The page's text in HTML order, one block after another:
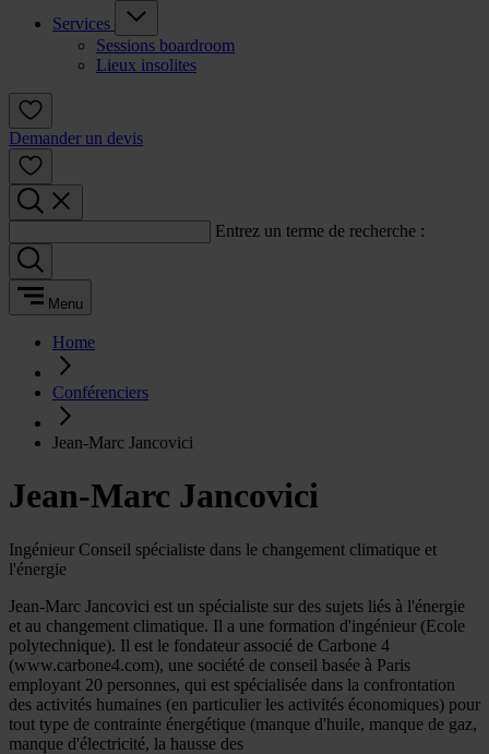
Services
Sessions boardroom
Lieux insolites
Demander un devis
Entrez un terme de recherche :
Menu
Home
Conférenciers
Jean-Marc Jancovici
Jean-Marc Jancovici
Ingénieur Conseil spécialiste dans le changement climatique et
l'énergie
Jean-Marc Jancovici est un spécialiste sur des sujets liés à l'énergie
et au changement climatique. Il a une formation d'ingénieur (Ecole
polytechnique). Il est le fondateur associé de Carbone 4
(www.carbone4.com), une société de conseil basée à Paris
employant 20 personnes, qui est spécialisée dans la confrontation
des activités humaines (en particulier les activités économiques) pour
tout type de contrainte énergétique (manque d'huile, manque de gaz,
manque d'électricité, la hausse des